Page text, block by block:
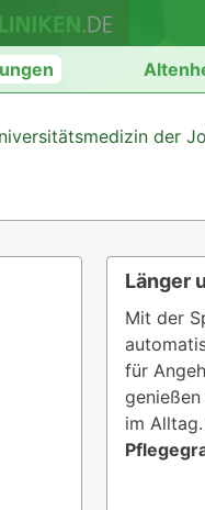
der
Länger
Mit der
für
im Alltag.